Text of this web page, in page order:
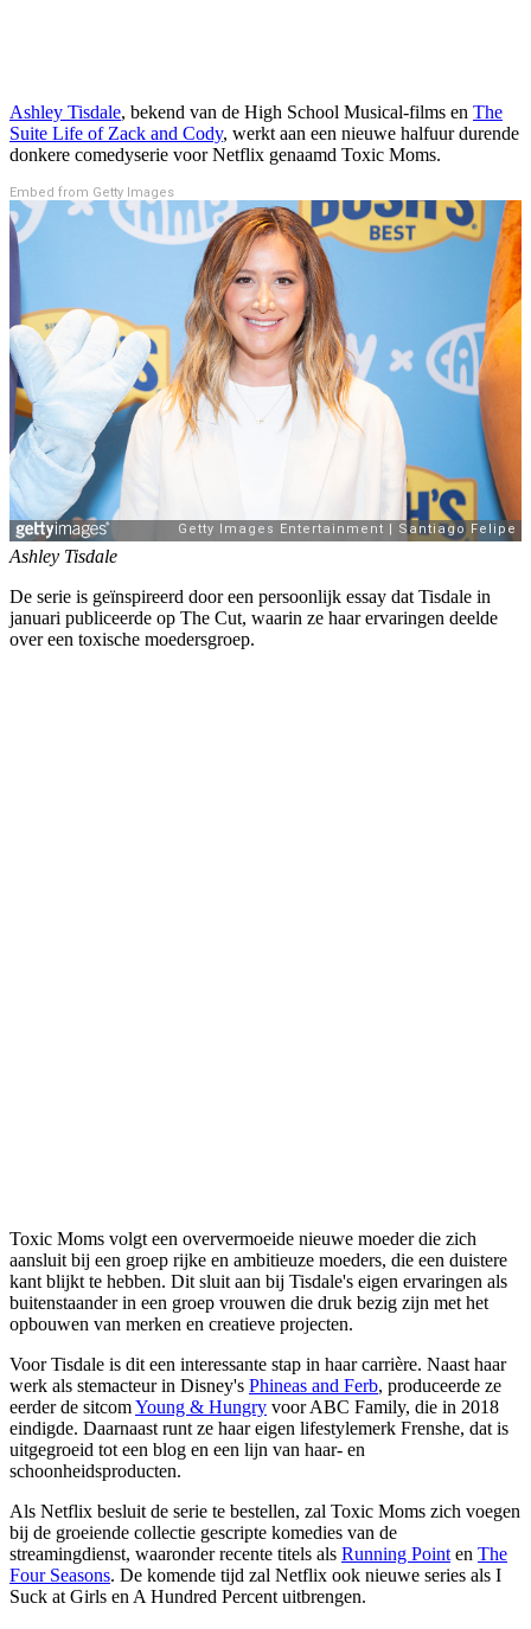
Ashley Tisdale, bekend van de High School Musical-films en The
Suite Life of Zack and Cody, werkt aan een nieuwe halfuur durende
donkere comedyserie voor Netflix genaamd Toxic Moms.
Embed from Getty Images
Ashley Tisdale
De serie is geïnspireerd door een persoonlijk essay dat Tisdale in
januari publiceerde op The Cut, waarin ze haar ervaringen deelde
over een toxische moedersgroep.
Toxic Moms volgt een oververmoeide nieuwe moeder die zich
aansluit bij een groep rijke en ambitieuze moeders, die een duistere
kant blijkt te hebben. Dit sluit aan bij Tisdale's eigen ervaringen als
buitenstaander in een groep vrouwen die druk bezig zijn met het
opbouwen van merken en creatieve projecten.
Voor Tisdale is dit een interessante stap in haar carrière. Naast haar
werk als stemacteur in Disney's Phineas and Ferb, produceerde ze
eerder de sitcomYoung & Hungry voor ABC Family, die in 2018
eindigde. Daarnaast runt ze haar eigen lifestylemerk Frenshe, dat is
uitgegroeid tot een blog en een lijn van haar- en
schoonheidsproducten.
Als Netflix besluit de serie te bestellen, zal Toxic Moms zich voegen
bij de groeiende collectie gescripte komedies van de
streamingdienst, waaronder recente titels als Running Point en The
Four Seasons. De komende tijd zal Netflix ook nieuwe series als I
Suck at Girls en A Hundred Percent uitbrengen.